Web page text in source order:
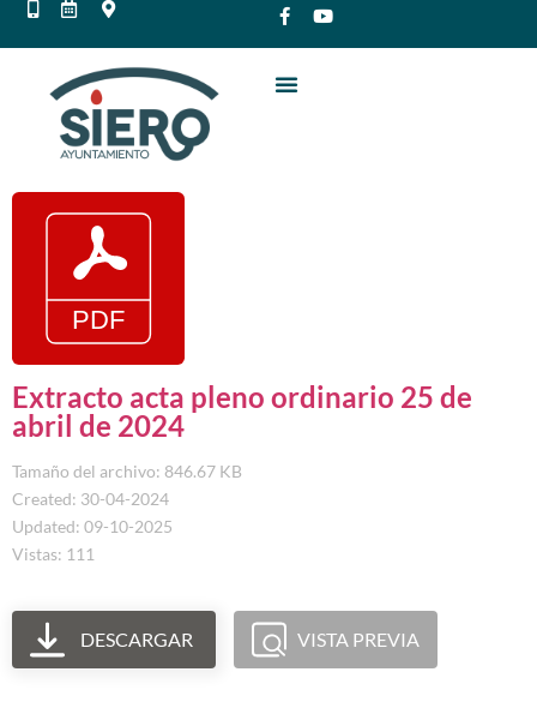
Extracto acta pleno ordinario 25 de
abril de 2024
Tamaño del archivo: 846.67 KB
Created: 30-04-2024
Updated: 09-10-2025
Vistas: 111
DESCARGAR VISTA PREVIA